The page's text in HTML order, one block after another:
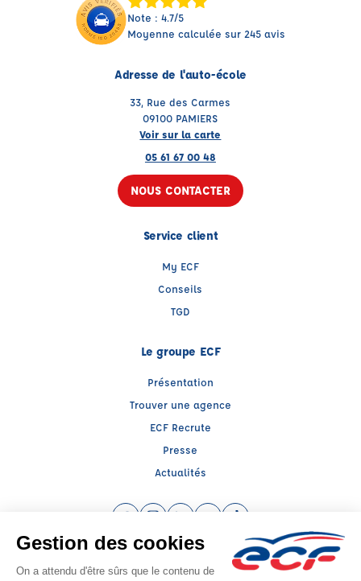
Note : 4.7/5
Moyenne calculée sur 245 avis
Adresse de l'auto-école
33, Rue des Carmes
09100 PAMIERS
Voir sur la carte
05 61 67 00 48
NOUS CONTACTER
Service client
My ECF
Conseils
TGD
Le groupe ECF
Présentation
Trouver une agence
ECF Recrute
Presse
Actualités
Instagram (nouvelle fenêtre)
LinkedIn (nouvelle fenêtre)
YouTube (nouvelle fenêtre)
TikTok (nouvelle
Raison sociale : ECF ARIEGE - Capital social: 60000€
SIREN: 936980242 - Numéro de TVA intracommunautaire: FR 48 936980242